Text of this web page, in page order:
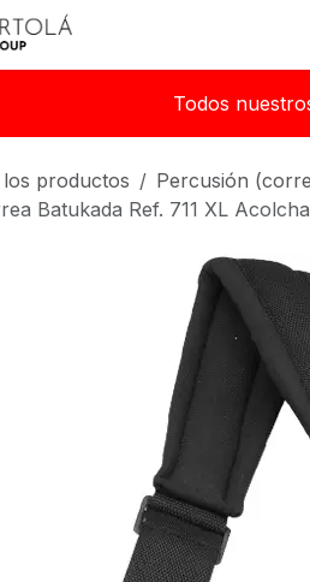
Todos
los productos
Percusión
Batukada Ref. 711 XL